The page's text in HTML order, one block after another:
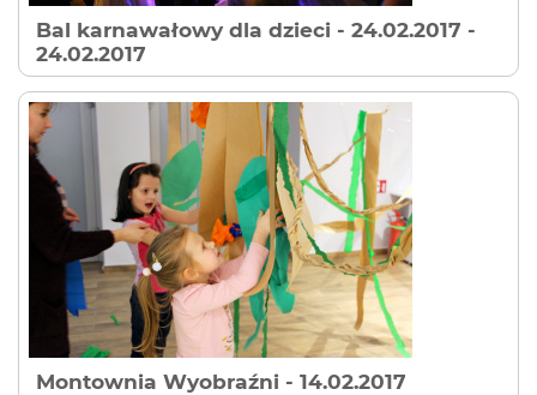
Bal karnawałowy dla dzieci - 24.02.2017 -
24.02.2017
Montownia Wyobraźni - 14.02.2017